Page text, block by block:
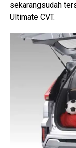
sekarangsudah
Ultimate CVT.